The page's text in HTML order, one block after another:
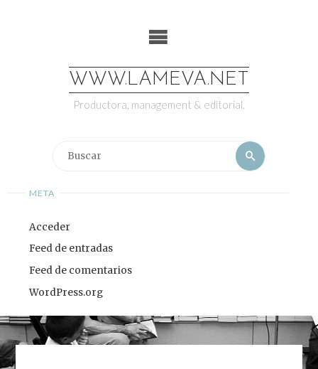
WWW.LAMEVA.NET
Productora, management & editorial.
Buscar
META
Acceder
Feed de entradas
Feed de comentarios
WordPress.org